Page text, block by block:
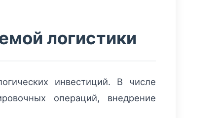
логистики
инвестиций. В числе
операций, внедрение